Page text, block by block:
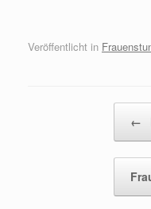
Veröffentlicht in
←